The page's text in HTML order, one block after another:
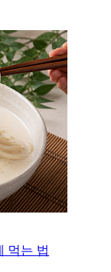
먹는 법